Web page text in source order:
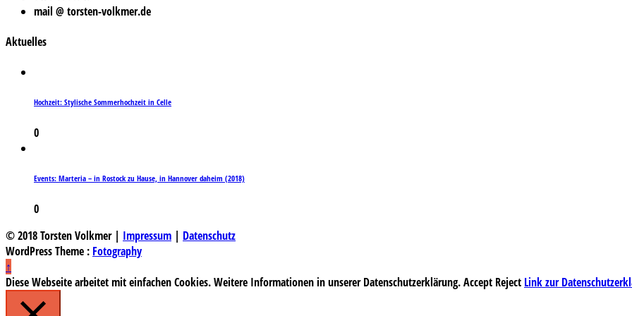
mail @ torsten-volkmer.de
Aktuelles
Hochzeit: Stylische Sommerhochzeit in Celle
0
Events: Marteria – in Rostock zu Hause, in Hannover daheim (2018)
0
© 2018 Torsten Volkmer | Impressum | Datenschutz
WordPress Theme : Fotography
↑
Diese Webseite arbeitet mit einfachen Cookies. Weitere Informationen in unserer Datenschutzerklärung.Accept Reject Link zur